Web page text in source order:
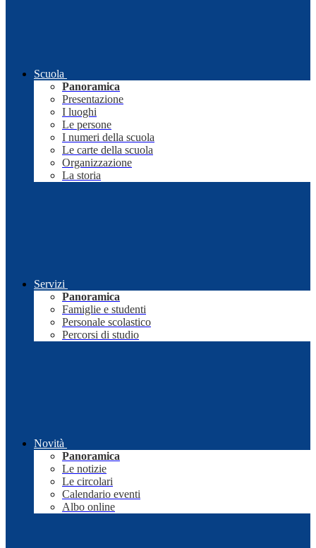
Scuola
Panoramica
Presentazione
I luoghi
Le persone
I numeri della scuola
Le carte della scuola
Organizzazione
La storia
Servizi
Panoramica
Famiglie e studenti
Personale scolastico
Percorsi di studio
Novità
Panoramica
Le notizie
Le circolari
Calendario eventi
Albo online